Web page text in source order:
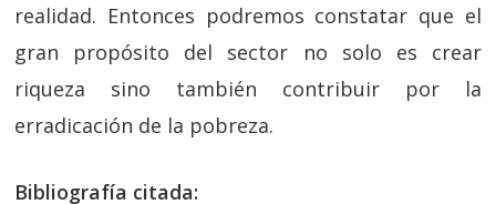
realidad. Entonces podremos constatar que el
gran propósito del sector no solo es crear
riqueza sino también contribuir por la
erradicación de la pobreza.
Bibliografía citada: